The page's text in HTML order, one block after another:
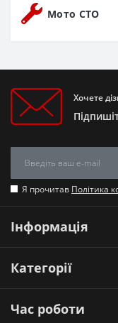
Мото СТО
Хочете
Я прочитав Політика
Інформація
Категорії
Час роботи